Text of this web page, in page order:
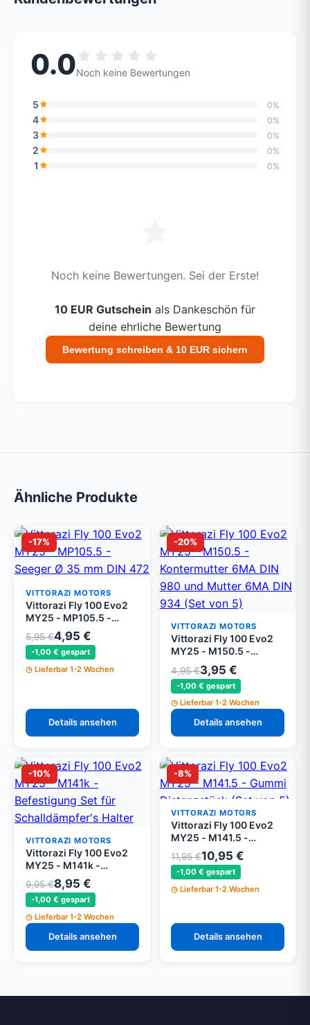
0.0Noch keine Bewertungen
5 0%
4 0%
3 0%
2 0%
1 0%
Noch keine Bewertungen. Sei der Erste!
10 EUR Gutschein als Dankeschön für
deine ehrliche Bewertung
Bewertung schreiben & 10 EUR sichern
Ähnliche Produkte
-17%
VITTORAZI MOTORS
Vittorazi Fly 100 Evo2
MY25 - MP105.5 -
Seeger Ø 35 mm DIN
472 (Set von 5)
5,95 €4,95 €
-1,00 € gespart
Lieferbar 1-2 Wochen
Details ansehen
-20%
VITTORAZI MOTORS
Vittorazi Fly 100 Evo2
MY25 - M150.5 -
Kontermutter 6MA DIN
980 und Mutter 6MA
DIN 934 (Set von 5)
4,95 €3,95 €
-1,00 € gespart
Lieferbar 1-2 Wochen
Details ansehen
-10%
VITTORAZI MOTORS
Vittorazi Fly 100 Evo2
MY25 - M141k -
Befestigung Set für
Schalldämpfer's Halter
9,95 €8,95 €
-1,00 € gespart
Lieferbar 1-2 Wochen
Details ansehen
-8%
VITTORAZI MOTORS
Vittorazi Fly 100 Evo2
MY25 - M141.5 -
Gummi Distanzstück
(Set von 5)
11,95 €10,95 €
-1,00 € gespart
Lieferbar 1-2 Wochen
Details ansehen